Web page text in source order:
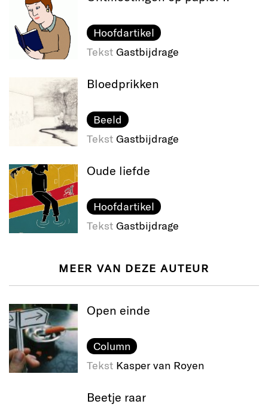
Hoofdartikel
Tekst Gastbijdrage
Bloedprikken
Beeld
Tekst Gastbijdrage
Oude liefde
Hoofdartikel
Tekst Gastbijdrage
MEER VAN DEZE AUTEUR
Open einde
Column
Tekst Kasper van Royen
Beetje raar